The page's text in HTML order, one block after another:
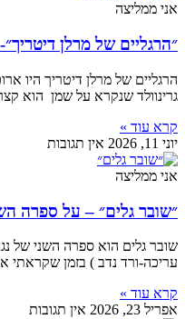
אני ממליצה
״הרגליים של מרלן
הרגליים של מרלן דיטריך היו
גרינוולד שנקרא על שמן הוא
קרא עוד »
יוני 11, 2026
אין תגובות
אני ממליצה
״שובר גלים״ – על ספרה
שובר גלים הוא ספרה השני של
עריכה-ורד נדב ) בזמן שקראתי
קרא עוד »
אפריל 23, 2026
אין תגובות